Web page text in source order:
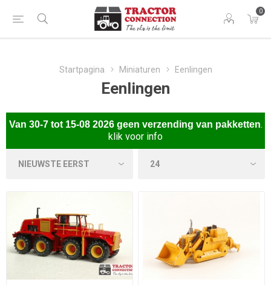
0
Startpagina Miniaturen Eenlingen
Eenlingen
Van 30-7 tot 15-08 2026 geen verzending van pakketten.
klik voor info